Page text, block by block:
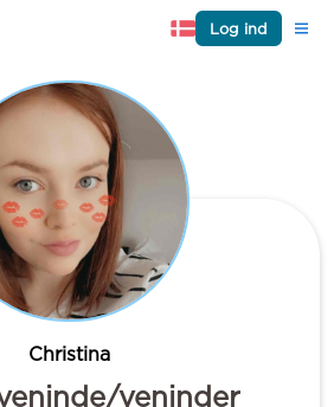
Log ind
Christina
veninder